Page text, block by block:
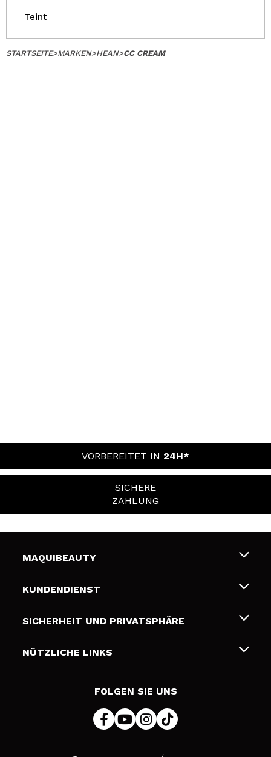
Teint
STARTSEITE>MARKEN>HEAN>CC CREAM
VORBEREITET IN 24H*
SICHERE
ZAHLUNG
MAQUIBEAUTY
Über uns
Geschenkkarten
KUNDENDIENST
Liefer- und Versandkosten
Zahlung
SICHERHEIT UND PRIVATSPHÄRE
Bedingungen und Datenschutz
NÜTZLICHE LINKS
FOLGEN SIE UNS